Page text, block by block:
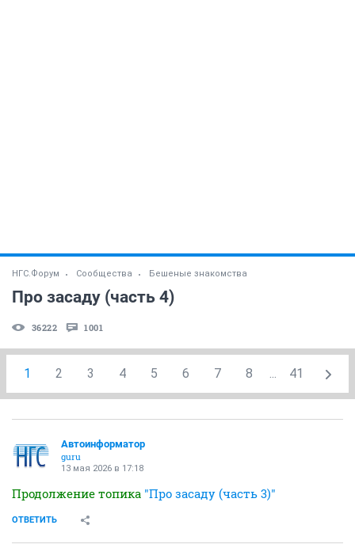
НГС.Форум Сообщества Бешеные знакомства
Про засаду (часть 4)
36222 1001
1 2 3 4 5 6 7 8 ... 41
Автоинформатор
guru
13 мая 2026 в 17:18
Продолжение топика "Про засаду (часть 3)"
ОТВЕТИТЬ